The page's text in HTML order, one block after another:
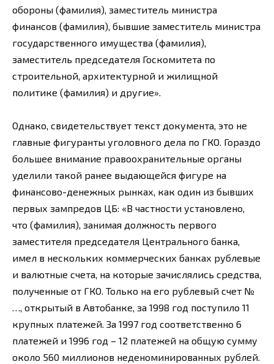
обороны (фамилия), заместитель министра
финансов (фамилия), бывшие заместитель министра
государственного имущества (фамилия),
заместитель председателя Госкомитета по
строительной, архитектурной и жилищной
политике (фамилия) и другие».
Однако, свидетельствует текст документа, это не
главные фигуранты уголовного дела по ГКО. Гораздо
большее внимание правоохранительные органы
уделили такой ранее выдающейся фигуре на
финансово-денежных рынках, как один из бывших
первых зампредов ЦБ: «В частности установлено,
что (фамилия), занимая должность первого
заместителя председателя Центрального банка,
имел в нескольких коммерческих банках рублевые
и валютные счета, на которые зачислялись средства,
полученные от ГКО. Только на его рублевый счет №
…, открытый в Автобанке, за 1998 год поступило 11
крупных платежей. За 1997 год соответственно 6
платежей и 1996 год – 12 платежей на общую сумму
около 560 миллионов неденоминированных рублей.